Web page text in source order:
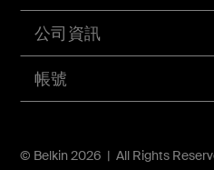
帳號
公司資訊
© Belkin 2026 | All Rights